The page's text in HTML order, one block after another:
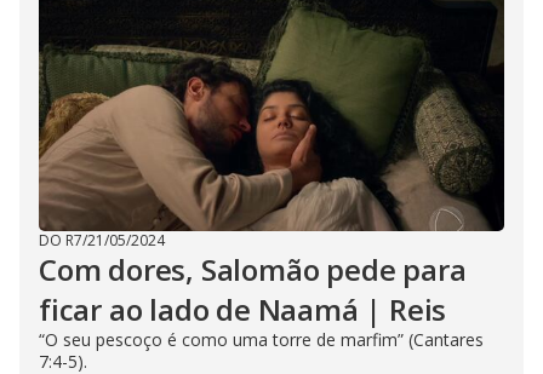
DO R7/21/05/2024
Com dores, Salomão pede para
ficar ao lado de Naamá | Reis
“O seu pescoço é como uma torre de marfim” (Cantares
7:4-5).